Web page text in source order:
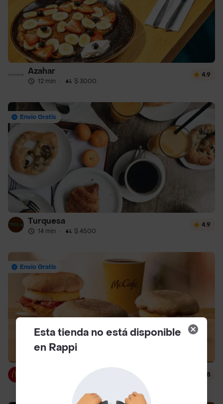
Azahar
12 min · $ 3000
4.9
Envío Gratis
Turquesa
14 min · $ 4500
4.9
Envío Gratis
$ 3000
4.8
Esta tienda no está disponible
en Rappi